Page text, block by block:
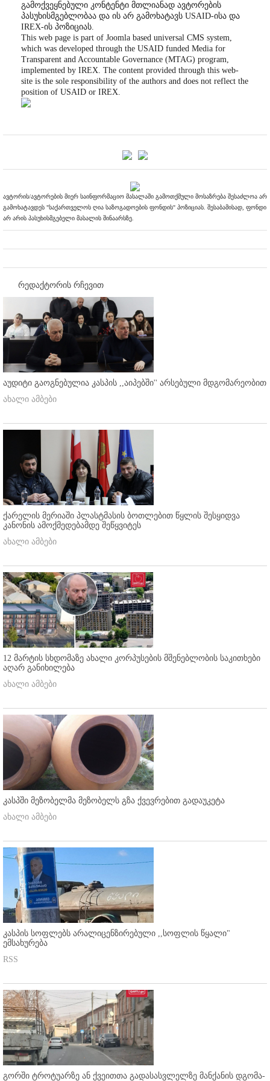
გამოქვეყნებული კონტენტი მთლიანად ავტორების
პასუხისმგებლობაა და ის არ გამოხატავს USAID-ისა და
IREX-ის პოზიციას.
This web page is part of Joomla based universal CMS system,
which was developed through the USAID funded Media for
Transparent and Accountable Governance (MTAG) program,
implemented by IREX. The content provided through this web-
site is the sole responsibility of the authors and does not reflect the
position of USAID or IREX.
ავტორის/ავტორების მიერ საინფორმაციო მასალაში გამოთქმული მოსაზრება შესაძლოა არ
გამოხატავდეს "საქართველოს ღია საზოგადოების ფონდის" პოზიციას. შესაბამისად, ფონდი
არ არის პასუხისმგებელი მასალის შინაარსზე.
რედაქტორის რჩევით
აუდიტი გაოგნებულია კასპის ,,აიპებში'' არსებული მდგომარეობით
ახალი ამბები
ქარელის მერიაში პლასტმასის ბოთლებით წყლის შესყიდვა
კანონის ამოქმედებამდე შეწყვიტეს
ახალი ამბები
12 მარტის სხდომაზე ახალი კორპუსების მშენებლობის საკითხები
აღარ განიხილება
ახალი ამბები
კასპში მეზობელმა მეზობელს გზა ქვევრებით გადაუკეტა
ახალი ამბები
კასპის სოფლებს არალიცენზირებული ,,სოფლის წყალი"
ემსახურება
RSS
გორში ტროტუარზე ან ქვეითთა გადასასვლელზე მანქანის დგომა-